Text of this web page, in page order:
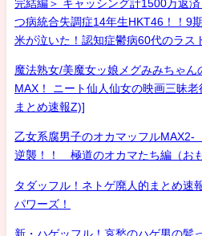
完結編＞ キャッシング計1500万返
つ病統合失調症14年生HKT46！！9
米が泣いた！認知症鬱病60代のラス
魔法熟女/美魔女ッ娘メグみみちゃ
MAX！ ニート仙人仙女の映画三昧
まとめ速報Z)]
乙女系腐男子のオカマッフル
逆襲！！ 極道のオカマたち編（お
タダッフル！ネトゲ廃人的まとめ速
パワーズ！
新・ハゲッフル！哀愁のハゲ男の髪